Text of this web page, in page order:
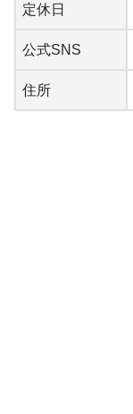
定休日
公式SNS
住所